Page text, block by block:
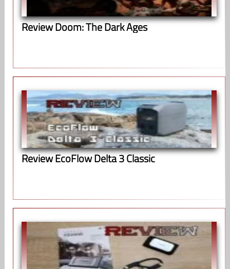
Review Doom: The Dark Ages
Review EcoFlow Delta 3 Classic